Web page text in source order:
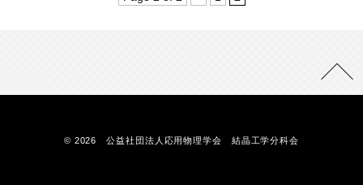
© 2026 公益社団法人応用物理学会 結晶工学分科会